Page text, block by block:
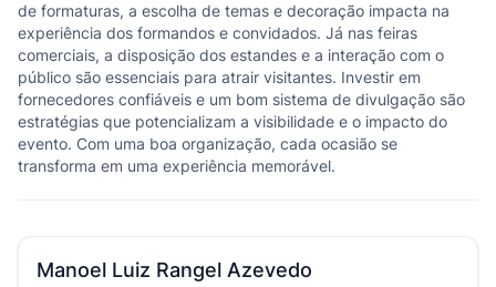
de formaturas, a escolha de temas e decoração impacta na
experiência dos formandos e convidados. Já nas feiras
comerciais, a disposição dos estandes e a interação com o
público são essenciais para atrair visitantes. Investir em
fornecedores confiáveis e um bom sistema de divulgação são
estratégias que potencializam a visibilidade e o impacto do
evento. Com uma boa organização, cada ocasião se
transforma em uma experiência memorável.
Manoel Luiz Rangel Azevedo